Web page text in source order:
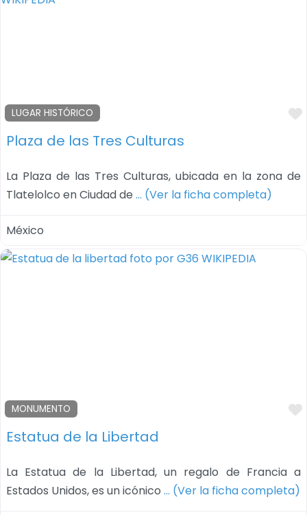
LUGAR HISTÓRICO
Plaza de las Tres Culturas
La Plaza de las Tres Culturas, ubicada en la zona de
Tlatelolco en Ciudad de … (Ver la ficha completa)
México
MONUMENTO
Estatua de la Libertad
La Estatua de la Libertad, un regalo de Francia a
Estados Unidos, es un icónico … (Ver la ficha completa)